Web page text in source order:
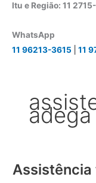
Itu e Região: 11
WhatsApp
11 96213-3615
11
Assistência